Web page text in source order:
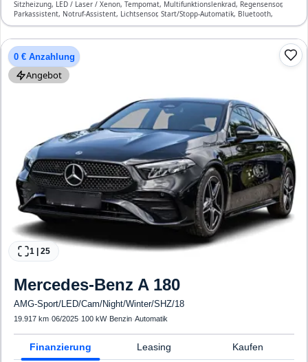
Sitzheizung, LED / Laser / Xenon, Tempomat, Multifunktionslenkrad, Regensensor,
Parkassistent, Notruf-Assistent, Lichtsensor, Start/Stopp-Automatik, Bluetooth,
Freisprecheinrichtung, Verkehrszeichen-Erkennung, ESP, ABS, Klimatisierung, Front-,
0 € Anzahlung
Angebot
1 25
Mercedes-Benz A 180
AMG-Sport/LED/Cam/Night/Winter/SHZ/18
19.917 km·06/2025· 100 kW· Benzin·Automatik
Finanzierung Leasing Kaufen